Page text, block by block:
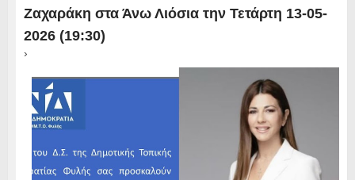
Ζαχαράκη στα Άνω Λιόσια την Τετάρτη 13-05-
2026 (19:30)
›